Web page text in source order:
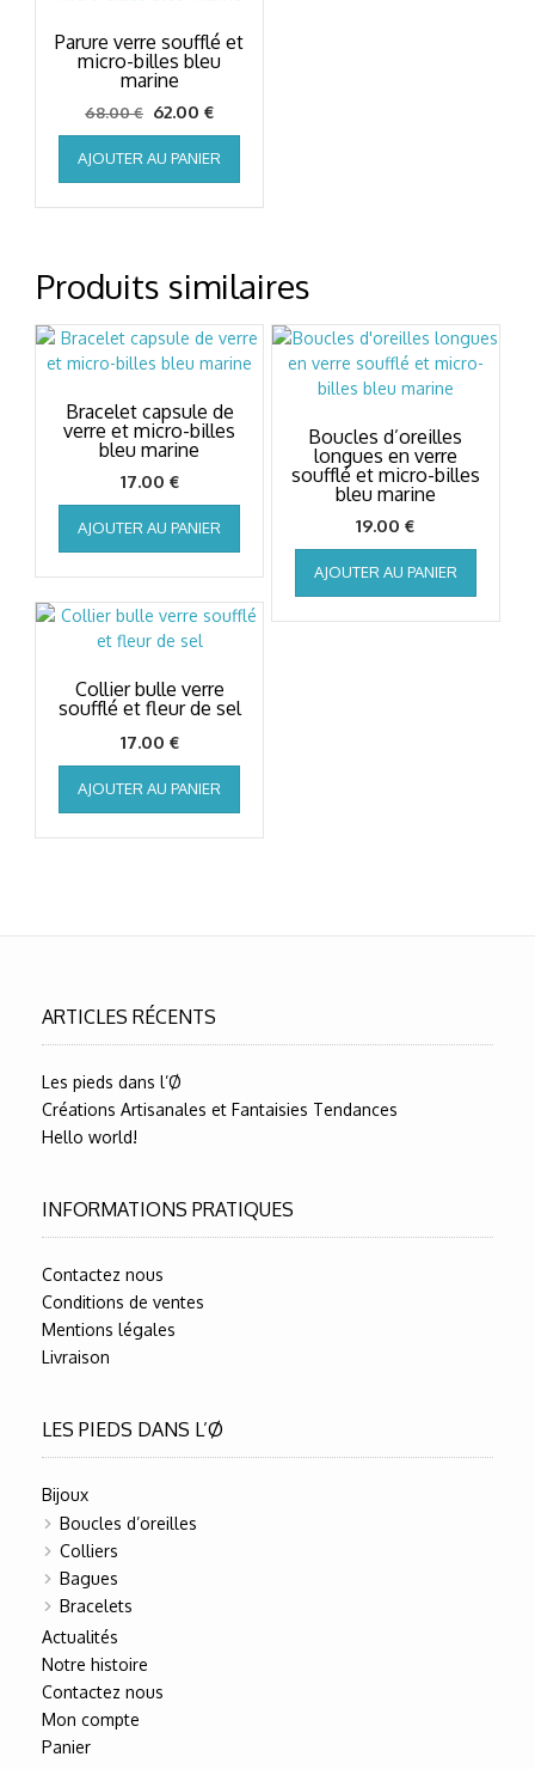
Parure verre soufflé et
micro-billes bleu
marine
68.00€ Le
prix
initial
était :
62.00€Le
prix
actuel
est :
AJOUTER AU PANIER
Produits similaires
Bracelet capsule de
verre et micro-billes
bleu marine
17.00 €
AJOUTER AU PANIER
Boucles d’oreilles
longues en verre
soufflé et micro-billes
bleu marine
19.00€
AJOUTER AU PANIER
Collier bulle verre
soufflé et fleur de sel
17.00 €
AJOUTER AU PANIER
ARTICLES RÉCENTS
Les pieds dans l’Ø
Créations Artisanales et Fantaisies Tendances
Hello world!
INFORMATIONS PRATIQUES
Contactez nous
Conditions de ventes
Mentions légales
Livraison
LES PIEDS DANS L’Ø
Bijoux
Boucles d’oreilles
Colliers
Bagues
Bracelets
Actualités
Notre histoire
Contactez nous
Mon compte
Panier